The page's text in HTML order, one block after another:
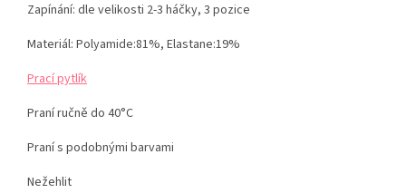
Zapínání: dle velikosti 2-3 háčky, 3 pozice
Materiál: Polyamide:81%, Elastane:19%
Prací pytlík
Praní ručně do 40°C
Praní s podobnými barvami
Nežehlit